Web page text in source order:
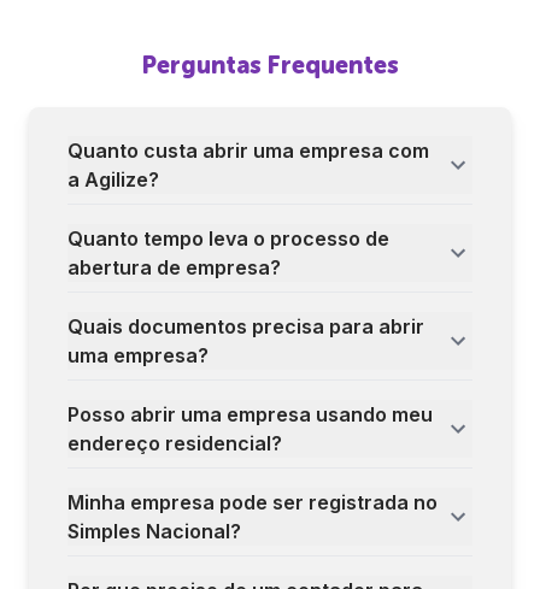
Perguntas Frequentes
Quanto custa abrir uma empresa com
a Agilize?
Quanto tempo leva o processo de
abertura de empresa?
Quais documentos precisa para abrir
uma empresa?
Posso abrir uma empresa usando meu
endereço residencial?
Minha empresa pode ser registrada no
Simples Nacional?